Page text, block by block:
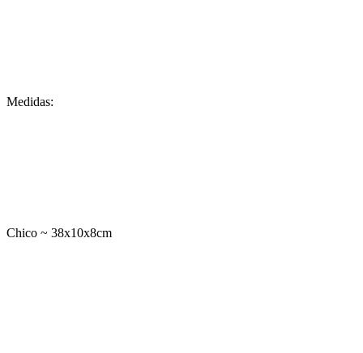
Medidas:
Chico ~ 38x10x8cm